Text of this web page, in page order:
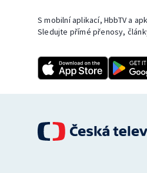
S mobilní aplikací, HbbTV a
Sledujte přímé přenosy,